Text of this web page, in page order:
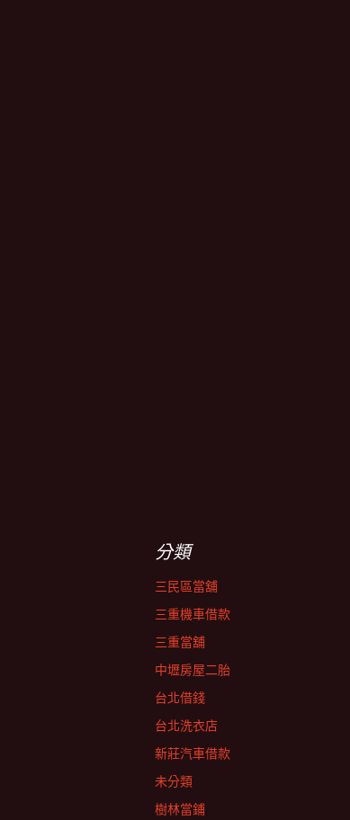
分類
三民區當舖
三重機車借款
三重當舖
中壢房屋二胎
台北借錢
台北洗衣店
新莊汽車借款
未分類
樹林當鋪